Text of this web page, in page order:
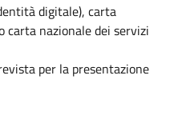
digitale), carta
carta nazionale dei servizi
per la presentazione